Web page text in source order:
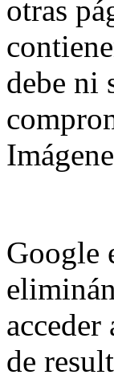
otras
debe ni
Google
de